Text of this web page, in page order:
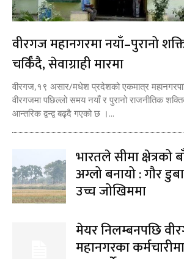
वीरगज महानगरमा नयाँ–पुरानो
चर्किँदै, सेवाग्राही मारमा
वीरगज,१९ असार/मधेश प्रदेशको एकमात्र
वीरगजमा पछिल्लो समय नयाँ र पुरानो राजनीतिक
आन्तरिक द्वन्द्व बढ्दै गएको छ ।...
भारतले सीमा क्षेत्रको
अग्लो बनायो : गौर
उच्च जोखिममा
मेयर निलम्बनपछि
महानगरका